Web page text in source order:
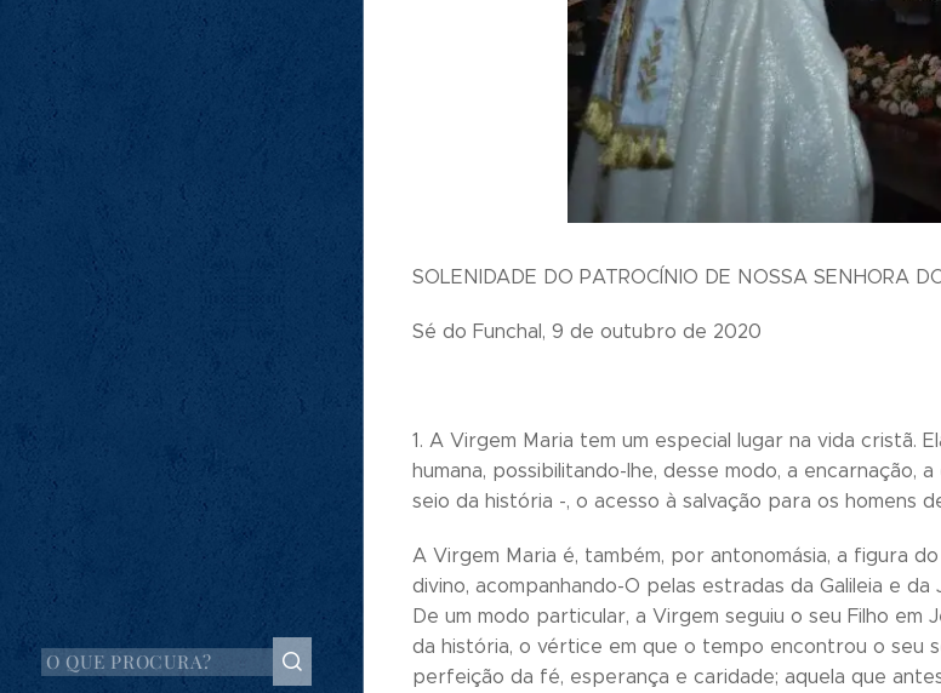
SOLENIDADE DO PATROCÍNIO DE NOSSA SENHORA
Sé do Funchal, 9 de outubro de 2020
1. A Virgem Maria tem um especial lugar na vida cristã.
humana, possibilitando-lhe, desse modo, a encarnação,
seio da história -, o acesso à salvação para os homens
A Virgem Maria é, também, por antonomásia, a figura
divino, acompanhando-O pelas estradas da Galileia e
De um modo particular, a Virgem seguiu o seu Filho
da história, o vértice em que o tempo encontrou o seu
perfeição da fé, esperança e caridade; aquela que